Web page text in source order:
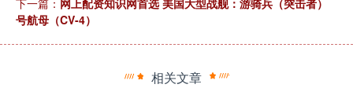
下一篇： 网上配资知识网首选 美国大型战舰：游骑兵（突击者）
号航母（CV-4）
相关文章